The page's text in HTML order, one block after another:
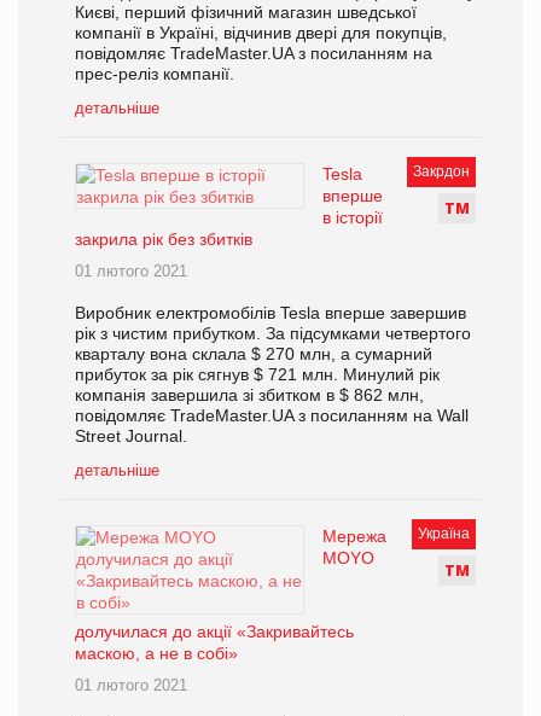
Києві, перший фізичний магазин шведської
компанії в Україні, відчинив двері для покупців,
повідомляє TradeMaster.UA з посиланням на
прес-реліз компанії.
детальніше
Закрдон
ТМ
Tesla
вперше
в історії
закрила рік без збитків
01 лютого 2021
Виробник електромобілів Tesla вперше завершив
рік з чистим прибутком. За підсумками четвертого
кварталу вона склала $ 270 млн, а сумарний
прибуток за рік сягнув $ 721 млн. Минулий рік
компанія завершила зі збитком в $ 862 млн,
повідомляє TradeMaster.UA з посиланням на Wall
Street Journal.
детальніше
Україна
ТМ
Мережа
MOYO
долучилася до акції «Закривайтесь
маскою, а не в собі»
01 лютого 2021